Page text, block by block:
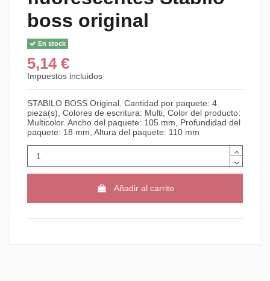
boss original
En stock
5,14 €
Impuestos incluidos
STABILO BOSS Original. Cantidad por paquete: 4
pieza(s), Colores de escritura: Multi, Color del producto:
Multicolor. Ancho del paquete: 105 mm, Profundidad del
paquete: 18 mm, Altura del paquete: 110 mm
Añadir al carrito